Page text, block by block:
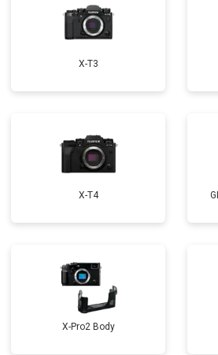
X-T3
X-T4
X-Pro2 Body